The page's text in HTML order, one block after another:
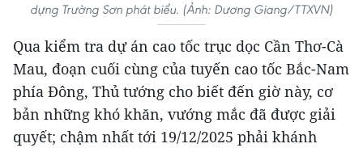
dựng Trường Sơn phát biểu. (Ảnh: Dương Giang/TTXVN)
Qua kiểm tra dự án cao tốc trục dọc Cần Thơ-Cà
Mau, đoạn cuối cùng của tuyến cao tốc Bắc-Nam
phía Đông, Thủ tướng cho biết đến giờ này, cơ
bản những khó khăn, vướng mắc đã được giải
quyết; chậm nhất tới 19/12/2025 phải khánh